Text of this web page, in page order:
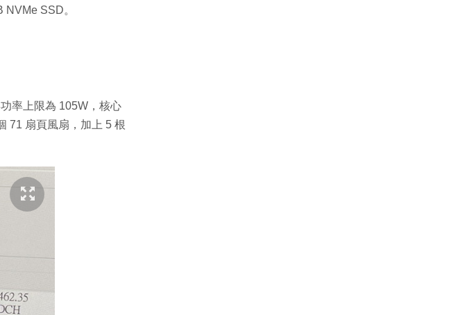
SSD。
率上限為 105W，核心
71 扇頁風扇，加上 5 根